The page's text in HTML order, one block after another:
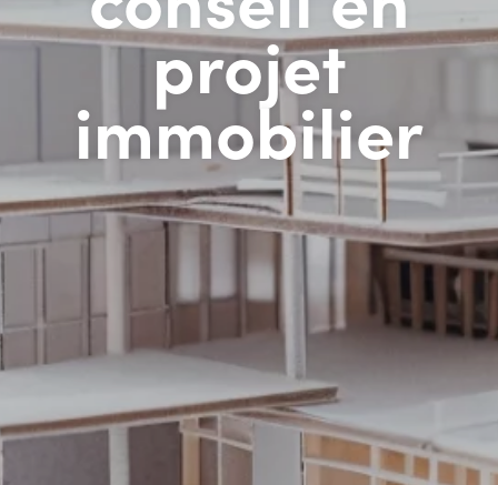
projet
immobilier